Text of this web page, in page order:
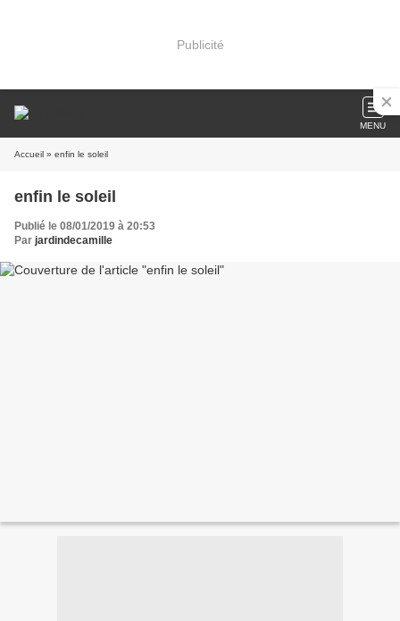
Publicité
MENU
Accueil » enfin le soleil
enfin le soleil
Publié le 08/01/2019 à 20:53
Par jardindecamille